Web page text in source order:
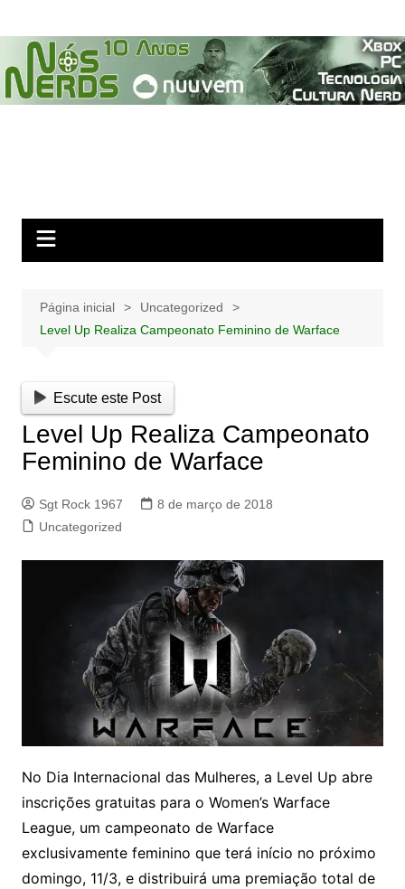
para
conteúdo
Página inicial
Uncategorized
Level Up Realiza Campeonato Feminino de Warface
Escute este Post
Level Up Realiza Campeonato
Feminino de Warface
Sgt Rock 1967
8 de março de 2018
Uncategorized
No Dia Internacional das Mulheres, a Level Up abre
inscrições gratuitas para o Women’s Warface
League, um campeonato de Warface
exclusivamente feminino que terá início no próximo
domingo, 11/3, e distribuirá uma premiação total de